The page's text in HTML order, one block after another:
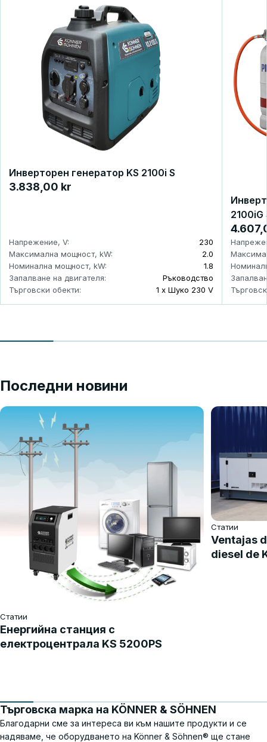
Инверторен генератор KS 2100i S
3.838,00 kr
Напрежение, V:
230
Максимална мощност, kW:
2.0
Номинална мощност, kW:
1.8
Запалване на двигателя:
Ръководство
Търговски обекти:
1 x Шуко 230 V
2100iG
Последни новини
Статии
Енергийна станция с
електроцентрала KS 5200PS
Статии
Ventajas
diesel de
Търговска марка на KÖNNER & SÖHNEN
Благодарни сме за интереса ви към нашите продукти и се
надяваме, че оборудването на Könner & Söhnen® ще стане